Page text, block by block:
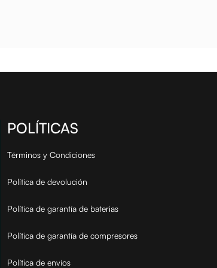
POLÍTICAS
Términos y Condiciones
Política de devolución
Política de garantía de baterias
Política de garantía de compresores
Política de envíos